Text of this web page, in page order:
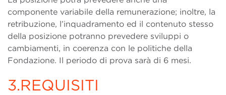
componente variabile della remunerazione; inoltre, la
retribuzione, l’inquadramento ed il contenuto stesso
della posizione potranno prevedere sviluppi o
cambiamenti, in coerenza con le politiche della
Fondazione. Il periodo di prova sarà di 6 mesi.
3.REQUISITI